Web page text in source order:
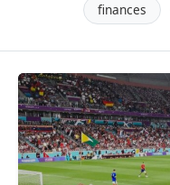
finances